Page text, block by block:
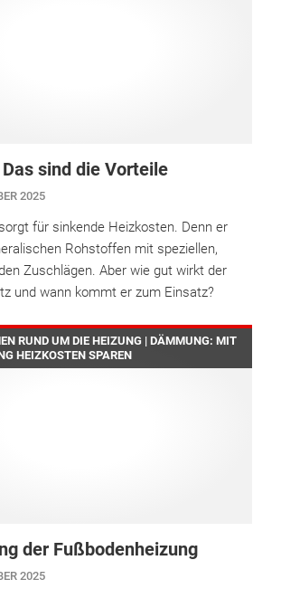
sind die Vorteile
2025
für sinkende Heizkosten. Denn er
Rohstoffen mit speziellen,
Zuschlägen. Aber wie gut wirkt der
und wann kommt er zum Einsatz?
RUND UM DIE HEIZUNG | DÄMMUNG: MIT
HEIZKOSTEN SPAREN
der Fußbodenheizung
2025